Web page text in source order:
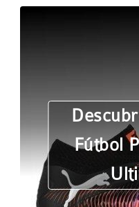
Fútbol